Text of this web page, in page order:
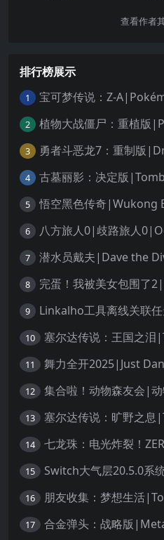
查看作者
排行榜展示
1 宝可梦传说：Z-
2
3
4
5 悟空黑色传奇|Wukong
6 八方旅人0|歧路旅人
7 潜水员戴夫|Dave the
8 完蛋！我被美女包围了
9 Linkalho工具离线关联
10
11 舞力全开2025|Just
12
13
14
15 Switch大气层20.5.0系
16
17 合金弹头：战略版